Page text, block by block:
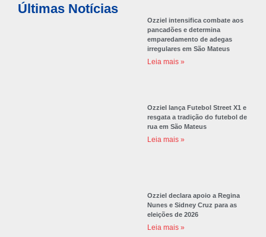
Últimas Notícias
Ozziel intensifica combate aos
pancadões e determina
emparedamento de adegas
irregulares em São Mateus
Leia mais »
Ozziel lança Futebol Street X1 e
resgata a tradição do futebol de
rua em São Mateus
Leia mais »
Ozziel declara apoio a Regina
Nunes e Sidney Cruz para as
eleições de 2026
Leia mais »